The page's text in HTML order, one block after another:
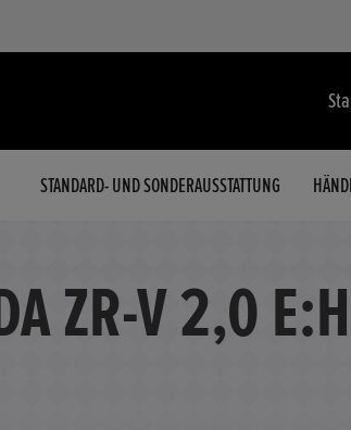
STANDARD- UND SONDERAUSSTATTUNG
ZR-V 2,0